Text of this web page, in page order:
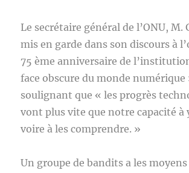
Le secrétaire général de l’ONU, M.
mis en garde dans son discours à
75 ème anniversaire de
face obscure du monde numérique
soulignant que « les progrès
vont plus vite que notre capacité à
voire à les comprendre. »
Un groupe de bandits a les moyens